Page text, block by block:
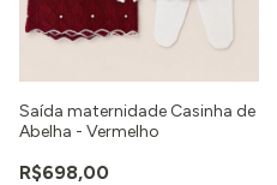
Saída maternidade Casinha de
Abelha - Vermelho
R$698,00